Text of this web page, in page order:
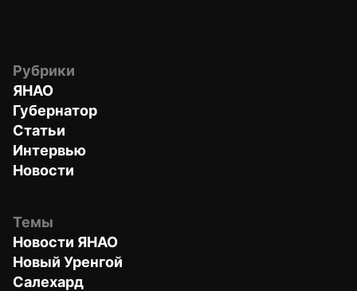
Рубрики
ЯНАО
Губернатор
Статьи
Интервью
Новости
Темы
Новости ЯНАО
Новый Уренгой
Салехард